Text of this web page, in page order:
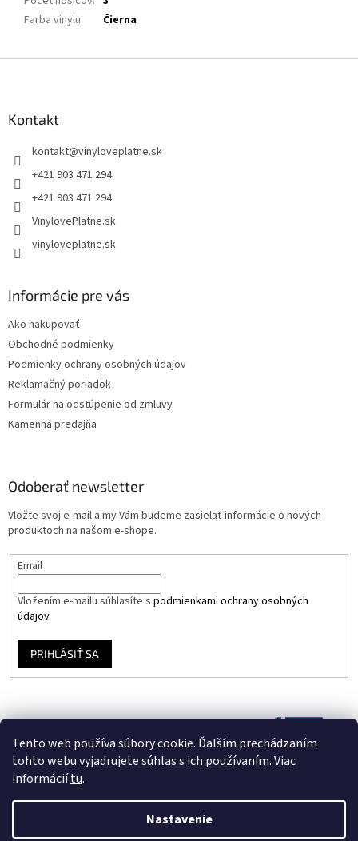
Tento web používa súbory cookie. Ďalším prechádzaním
tohto webu vyjadrujete súhlas s ich používaním. Viac
informáciítu.
Nastavenie
Farba vinylu: Čierna
Kontakt
kontakt@vinyloveplatne.sk
+421 903 471 294
+421 903 471 294
VinylovePlatne.sk
vinyloveplatne.sk
Informácie pre vás
Ako nakupovať
Obchodné podmienky
Podmienky ochrany osobných údajov
Reklamačný poriadok
Formulár na odstúpenie od zmluvy
Kamenná predajňa
Odoberať newsletter
Vložte svoj e-mail a my Vám budeme zasielať informácie o nových
produktoch na našom e-shope.
Email
Vložením e-mailu súhlasíte s podmienkami ochrany osobných
údajov
PRIHLÁSIŤ SA
Vytvoril Shoptet